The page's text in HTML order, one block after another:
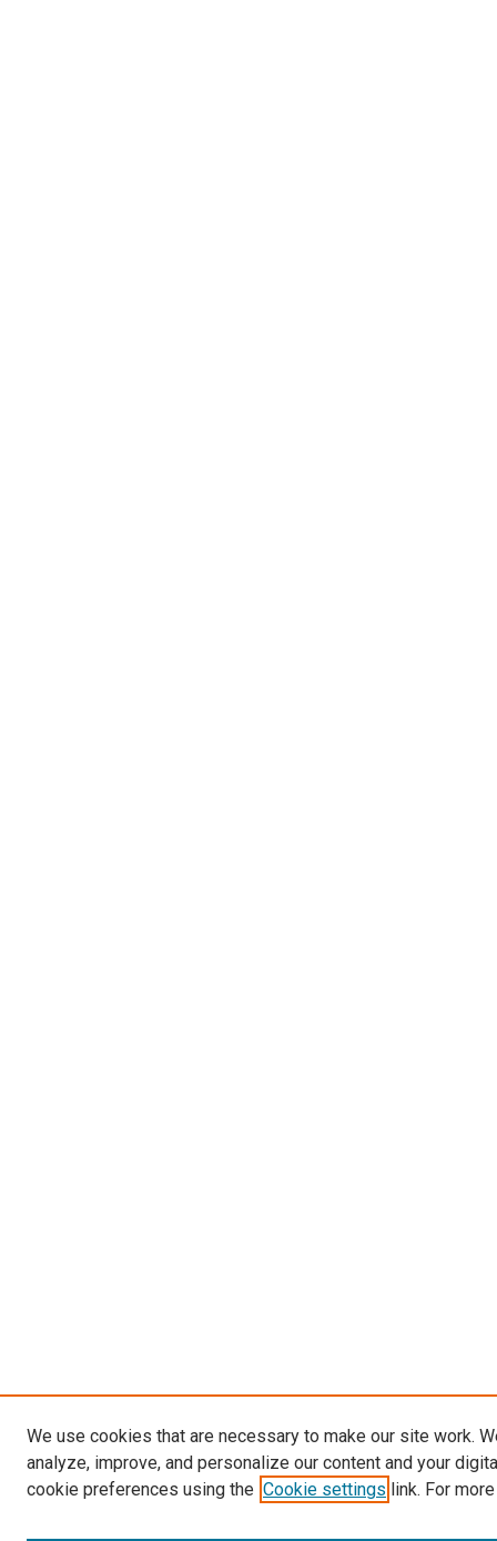
We use cookies that are necessary to make our site work.
analyze, improve, and personalize our content and your
cookie preferences using the Cookie settings link. For